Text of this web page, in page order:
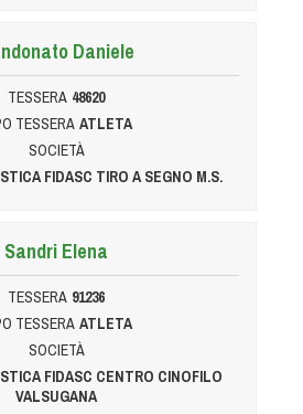
Daniele
TESSERA 48620
TESSERA ATLETA
SOCIETÀ
FIDASC TIRO A SEGNO M.S.
Sandri Elena
TESSERA 91236
TESSERA ATLETA
SOCIETÀ
FIDASC CENTRO CINOFILO
VALSUGANA